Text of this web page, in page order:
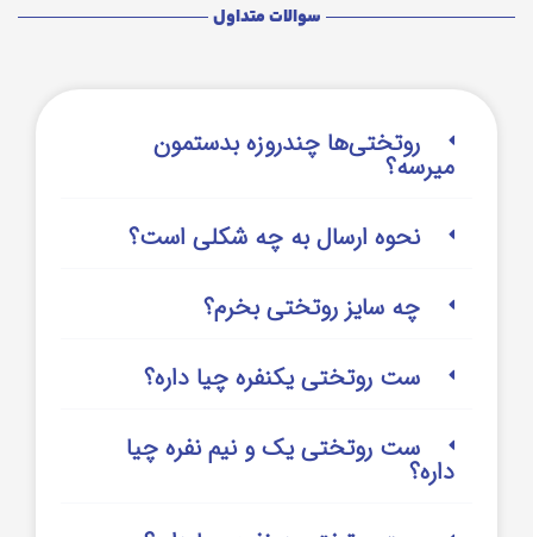
سوالات متداول
روتختی‌‌ها چندروزه بدستمون
میرسه؟
نحوه ارسال به چه شکلی است؟
چه سایز روتختی بخرم؟
ست روتختی یکنفره چیا داره؟
ست روتختی یک و نیم نفره چیا
داره؟